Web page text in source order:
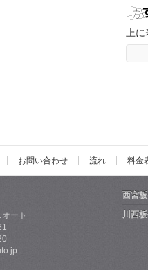
上に
お問い合わせ 流れ 料金
ート
西宮
川西